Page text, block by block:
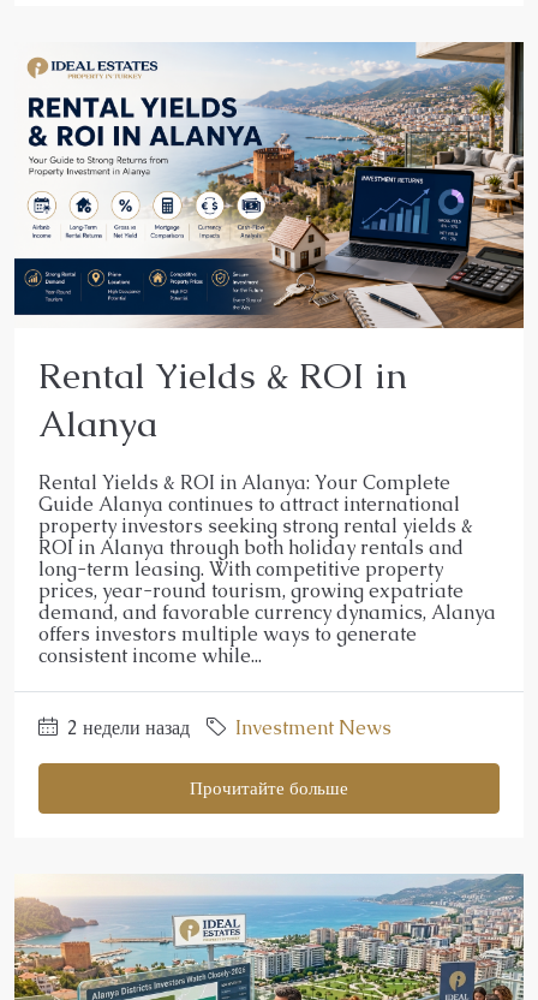
Rental Yields & ROI in
Alanya
Rental Yields & ROI in Alanya: Your Complete
Guide Alanya continues to attract international
property investors seeking strong rental yields &
ROI in Alanya through both holiday rentals and
long-term leasing. With competitive property
prices, year-round tourism, growing expatriate
demand, and favorable currency dynamics, Alanya
offers investors multiple ways to generate
consistent income while...
2 недели назад Investment News
Прочитайте больше